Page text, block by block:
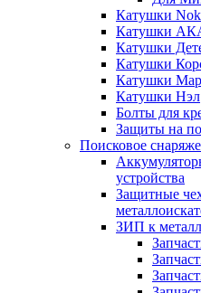
Катушки
Катушки
Катушки
Катушки
Катушки
Катушки Нэл
Болты для
Защиты на
Поисковое
устройства
Защитные
ЗИП к